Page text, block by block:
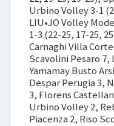
Urbino Volley 3-1
LIU•JO Volley
1-3 (22-25, 17-25,
Carnaghi Villa
Scavolini Pesaro 7,
Yamamay Busto
Despar Perugia 3,
3, Florens
Urbino Volley 2,
Piacenza 2, Riso